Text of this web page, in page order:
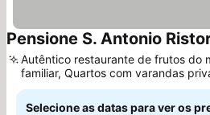
Pensione S. Antonio
Autêntico restaurante de frutos do
familiar, Quartos com varandas
Selecione as datas para ver os